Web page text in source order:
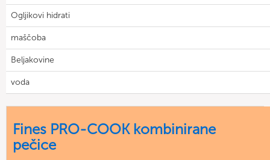
Ogljikovi hidrati
maščoba
Beljakovine
voda
Fines PRO-COOK kombinirane
pečice